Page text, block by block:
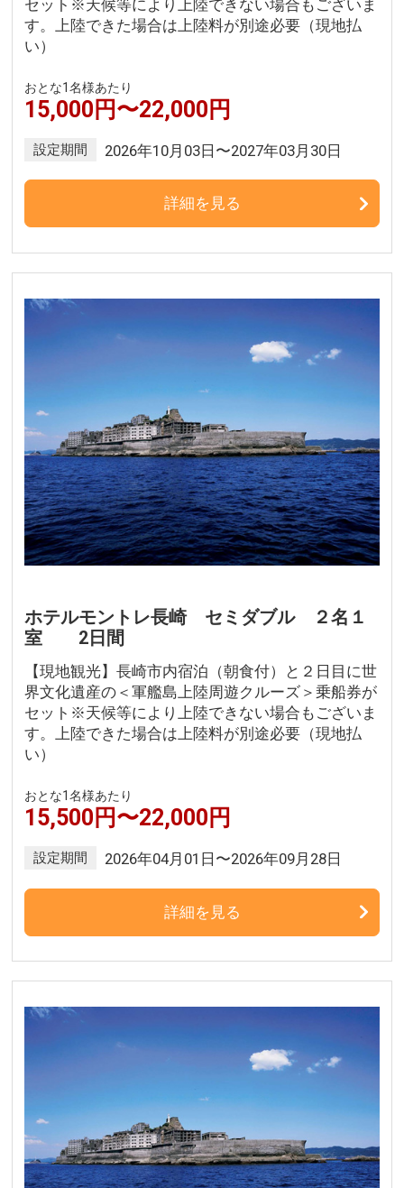
セット※天候等により上陸できない場合もございま
す。上陸できた場合は上陸料が別途必要（現地払
い）
おとな1名様あたり
15,000円〜22,000円
設定期間 2026年10月03日〜2027年03月30日
詳細を見る
ホテルモントレ長崎 セミダブル ２名１
室 2日間
【現地観光】長崎市内宿泊（朝食付）と２日目に世
界文化遺産の＜軍艦島上陸周遊クルーズ＞乗船券が
セット※天候等により上陸できない場合もございま
す。上陸できた場合は上陸料が別途必要（現地払
い）
おとな1名様あたり
15,500円〜22,000円
設定期間 2026年04月01日〜2026年09月28日
詳細を見る